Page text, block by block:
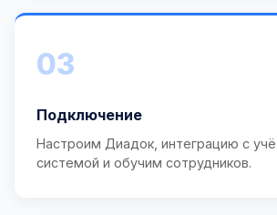
03
Подключение
Настроим Диадок, интеграцию с
системой и обучим сотрудников.